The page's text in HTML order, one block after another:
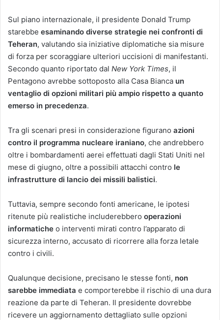
Sul piano internazionale, il presidente Donald Trump
starebbe esaminando diverse strategie nei confronti di
Teheran, valutando sia iniziative diplomatiche sia misure
di forza per scoraggiare ulteriori uccisioni di manifestanti.
Secondo quanto riportato dal New York Times, il
Pentagono avrebbe sottoposto alla Casa Bianca un
ventaglio di opzioni militari più ampio rispetto a quanto
emerso in precedenza.
Tra gli scenari presi in considerazione figurano azioni
contro il programma nucleare iraniano, che andrebbero
oltre i bombardamenti aerei effettuati dagli Stati Uniti nel
mese di giugno, oltre a possibili attacchi contro le
infrastrutture di lancio dei missili balistici.
Tuttavia, sempre secondo fonti americane, le ipotesi
ritenute più realistiche includerebbero operazioni
informatiche o interventi mirati contro l’apparato di
sicurezza interno, accusato di ricorrere alla forza letale
contro i civili.
Qualunque decisione, precisano le stesse fonti, non
sarebbe immediata e comporterebbe il rischio di una dura
reazione da parte di Teheran. Il presidente dovrebbe
ricevere un aggiornamento dettagliato sulle opzioni